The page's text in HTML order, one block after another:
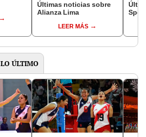
Últimas noticias sobre
Alianza Lima
LEER MÁS
LO ÚLTIMO